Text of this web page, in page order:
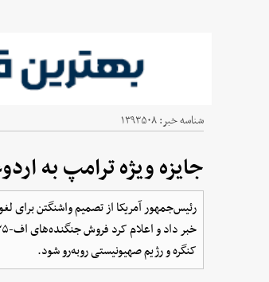
شناسه خبر:۱۳۹۳۵۰۸
جایزه ویژه ترامپ به
کنگره و رژیم صهیونیستی روبه‌رو شود.